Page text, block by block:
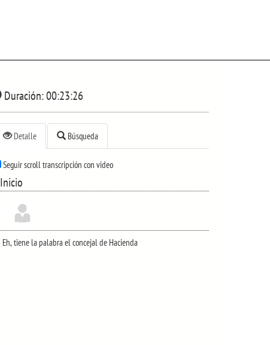
Duración:00:23:26
Detalle Búsqueda
Seguir scroll transcripción con video
Inicio
Eh, tiene la palabra el concejal de Hacienda